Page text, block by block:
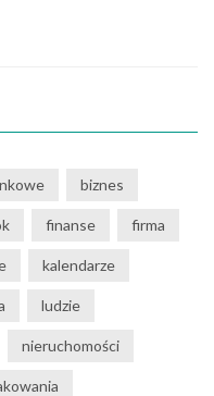
biznes
finanse firma
kalendarze
ludzie
nieruchomości